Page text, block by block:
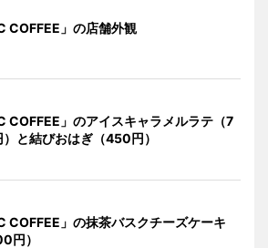
COFFEE」の店舗外観
COFFEE」のアイスキャラメルラテ（7
と結びおはぎ（450円）
COFFEE」の抹茶バスクチーズケーキ
円）